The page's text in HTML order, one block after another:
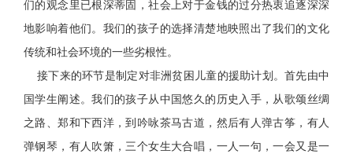
们的观念里已根深蒂固，社会上对于金钱的过分热衷追逐深深
地影响着他们。我们的孩子的选择清楚地映照出了我们的文化
传统和社会环境的一些劣根性。
接下来的环节是制定对非洲贫困儿童的援助计划。首先由中
国学生阐述。我们的孩子从中国悠久的历史入手，从歌颂丝绸
之路、郑和下西洋，到吟咏茶马古道，然后有人弹古筝，有人
弹钢琴，有人吹箫，三个女生大合唱，一人一句，一会又是一